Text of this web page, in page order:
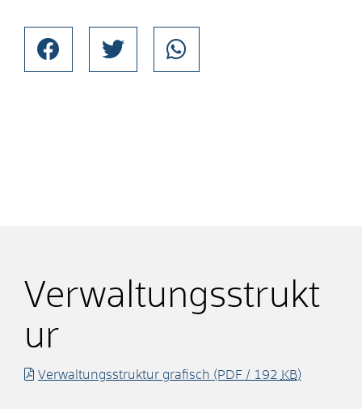
Verwaltungsstrukt
ur
Verwaltungsstruktur grafisch (PDF / 192 KB)